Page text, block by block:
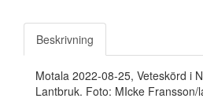
Beskrivning
Motala 2022-08-25, Veteskörd i
Lantbruk. Foto: MIcke Fransson/